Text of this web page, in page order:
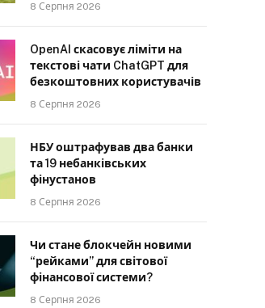
8 Серпня 2026
OpenAI скасовує ліміти на
текстові чати ChatGPT для
безкоштовних користувачів
8 Серпня 2026
НБУ оштрафував два банки
та 19 небанківських
фінустанов
8 Серпня 2026
Чи стане блокчейн новими
“рейками” для світової
фінансової системи?
8 Серпня 2026